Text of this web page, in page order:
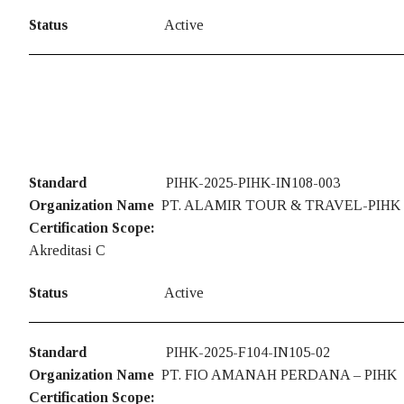
Status Active
Standard
PIHK-2025-PIHK-IN108-003
Organization Name PT. ALAMIR TOUR & TRAVEL-PIHK
Certification Scope:
Akreditasi C
Status Active
Standard
PIHK-2025-F104-IN105-02
Organization Name PT. FIO AMANAH PERDANA – PIHK
Certification Scope: